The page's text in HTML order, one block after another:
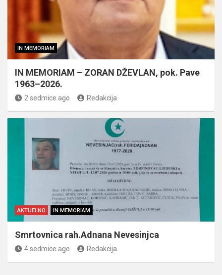
IN MEMORIAM
IN MEMORIAM – ZORAN DŽEVLAN, pok. Pave
1963–2026.
2 sedmice ago Redakcija
AKTUELNO IN MEMORIAM
Smrtovnica rah.Adnana Nevesinjca
4 sedmice ago Redakcija